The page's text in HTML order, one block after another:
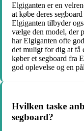
Elgiganten er en
at købe deres
Elgiganten tilbyder
vælge den model, der
har Elgiganten ofte
det muligt for dig at få
køber et segboard fra
god oplevelse og en
Hvilken taske
segboard?